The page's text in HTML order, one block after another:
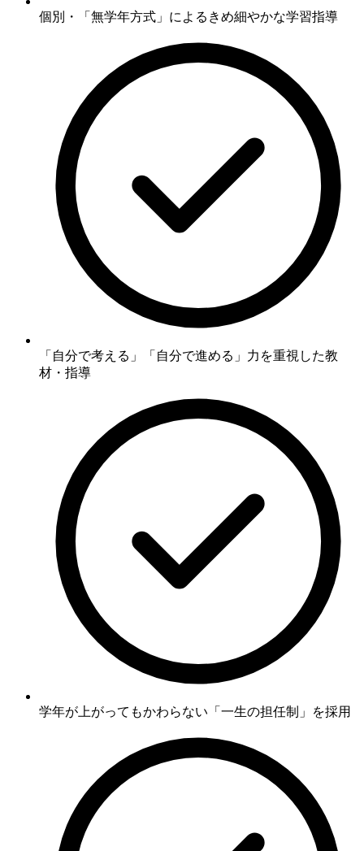
個別・「無学年方式」 によるきめ細やかな学習指導
「自分で考える」「自分で進める」力 を重視した教
材・指導
学年が上がってもかわらない 「一生の担任制」 を採用